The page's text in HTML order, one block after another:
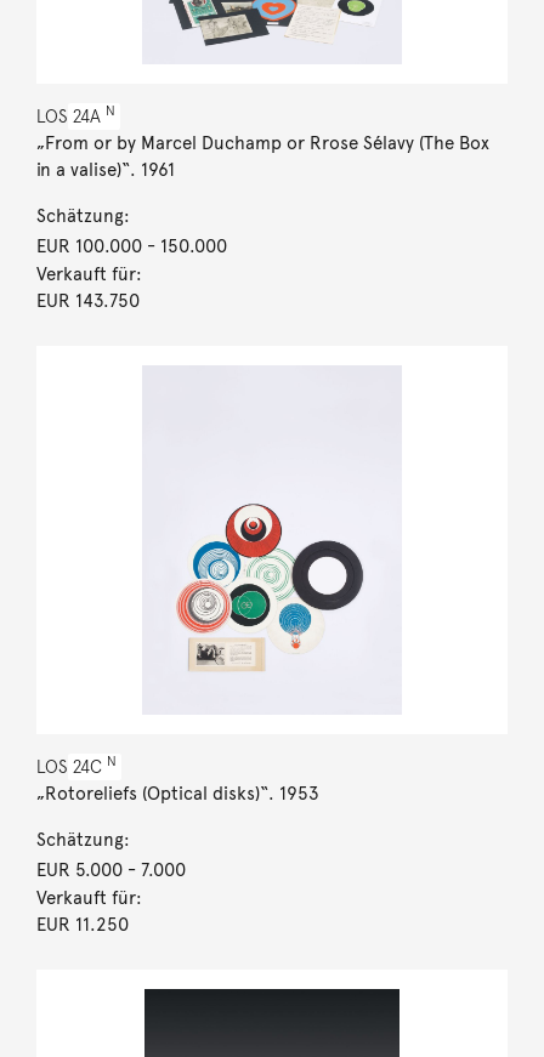
LOS 24A N
„From or by Marcel Duchamp or Rrose Sélavy (The Box
in a valise)“. 1961
Schätzung:
EUR 100.000- 150.000
Verkauft für:
EUR 143.750
LOS 24C N
„Rotoreliefs (Optical disks)“. 1953
Schätzung:
EUR 5.000- 7.000
Verkauft für:
EUR 11.250